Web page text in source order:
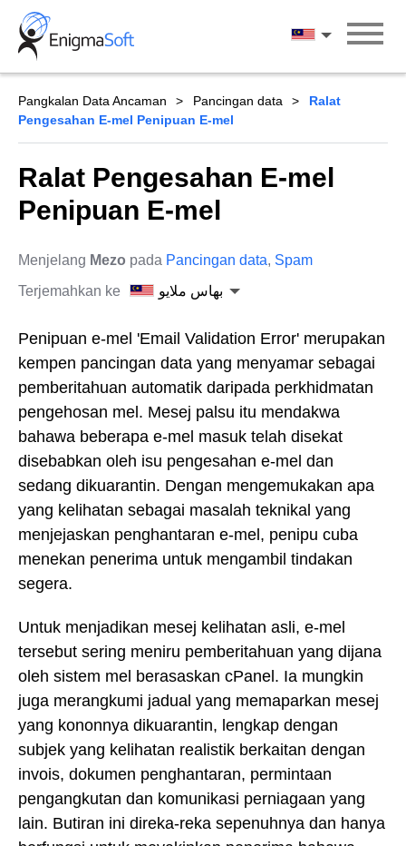
Skip
content
بهاس ملايو
Pangkalan Data Ancaman Pancingan data
Ralat
Pengesahan E-mel Penipuan E-mel
Ralat Pengesahan E-mel
Penipuan E-mel
Menjelang Mezo pada Pancingan data, Spam
Terjemahkan ke
بهاس ملايو
Penipuan e-mel 'Email Validation Error' merupakan
kempen pancingan data yang menyamar sebagai
pemberitahuan automatik daripada perkhidmatan
pengehosan mel. Mesej palsu itu mendakwa
bahawa beberapa e-mel masuk telah disekat
disebabkan oleh isu pengesahan e-mel dan
sedang dikuarantin. Dengan mengemukakan apa
yang kelihatan sebagai masalah teknikal yang
menjejaskan penghantaran e-mel, penipu cuba
menekan penerima untuk mengambil tindakan
segera.
Untuk menjadikan mesej kelihatan asli, e-mel
tersebut sering meniru pemberitahuan yang dijana
oleh sistem mel berasaskan cPanel. Ia mungkin
juga merangkumi jadual yang memaparkan mesej
yang kononnya dikuarantin, lengkap dengan
subjek yang kelihatan realistik berkaitan dengan
invois, dokumen penghantaran, permintaan
pengangkutan dan komunikasi perniagaan yang
lain. Butiran ini direka-reka sepenuhnya dan hanya